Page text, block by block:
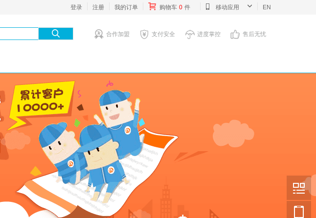
登录 注册 我的订单 购物车 0 件 移动应用 EN
合作加盟 支付安全 进度掌控 售后无忧